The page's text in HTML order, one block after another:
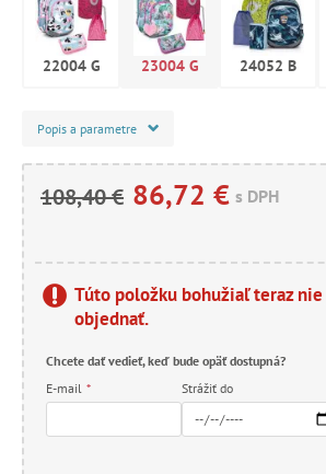
22004 G 23004 G 24052 B
Popis a parametre
108,40 € 86,72 € s DPH
Túto položku bohužiaľ teraz
objednať.
Chcete dať vedieť, keď bude opäť dostupná?
E-mail * Strážiť do